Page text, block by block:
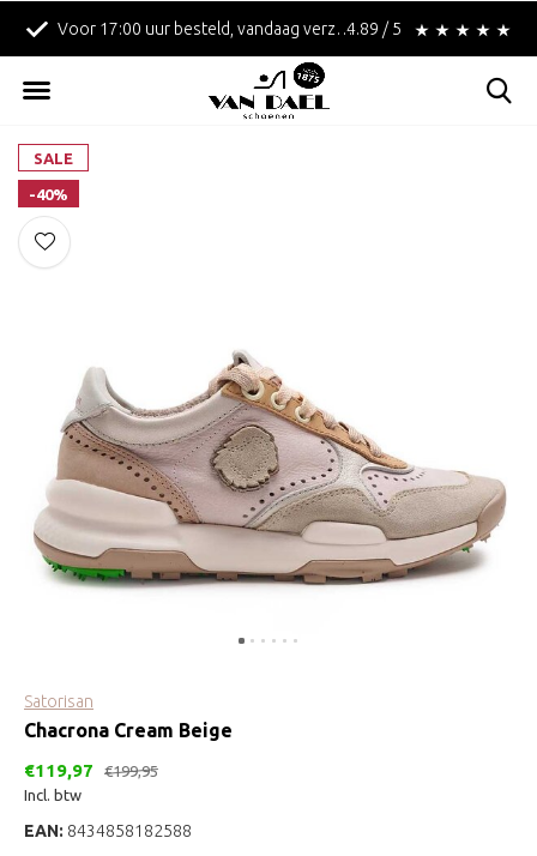
Voor 17:00 uur besteld, vandaag verzonden! Betaal achteraf met
4.89 / 5
SALE
-40%
Satorisan
Chacrona Cream Beige
€119,97
€199,95
Incl. btw
EAN: 8434858182588